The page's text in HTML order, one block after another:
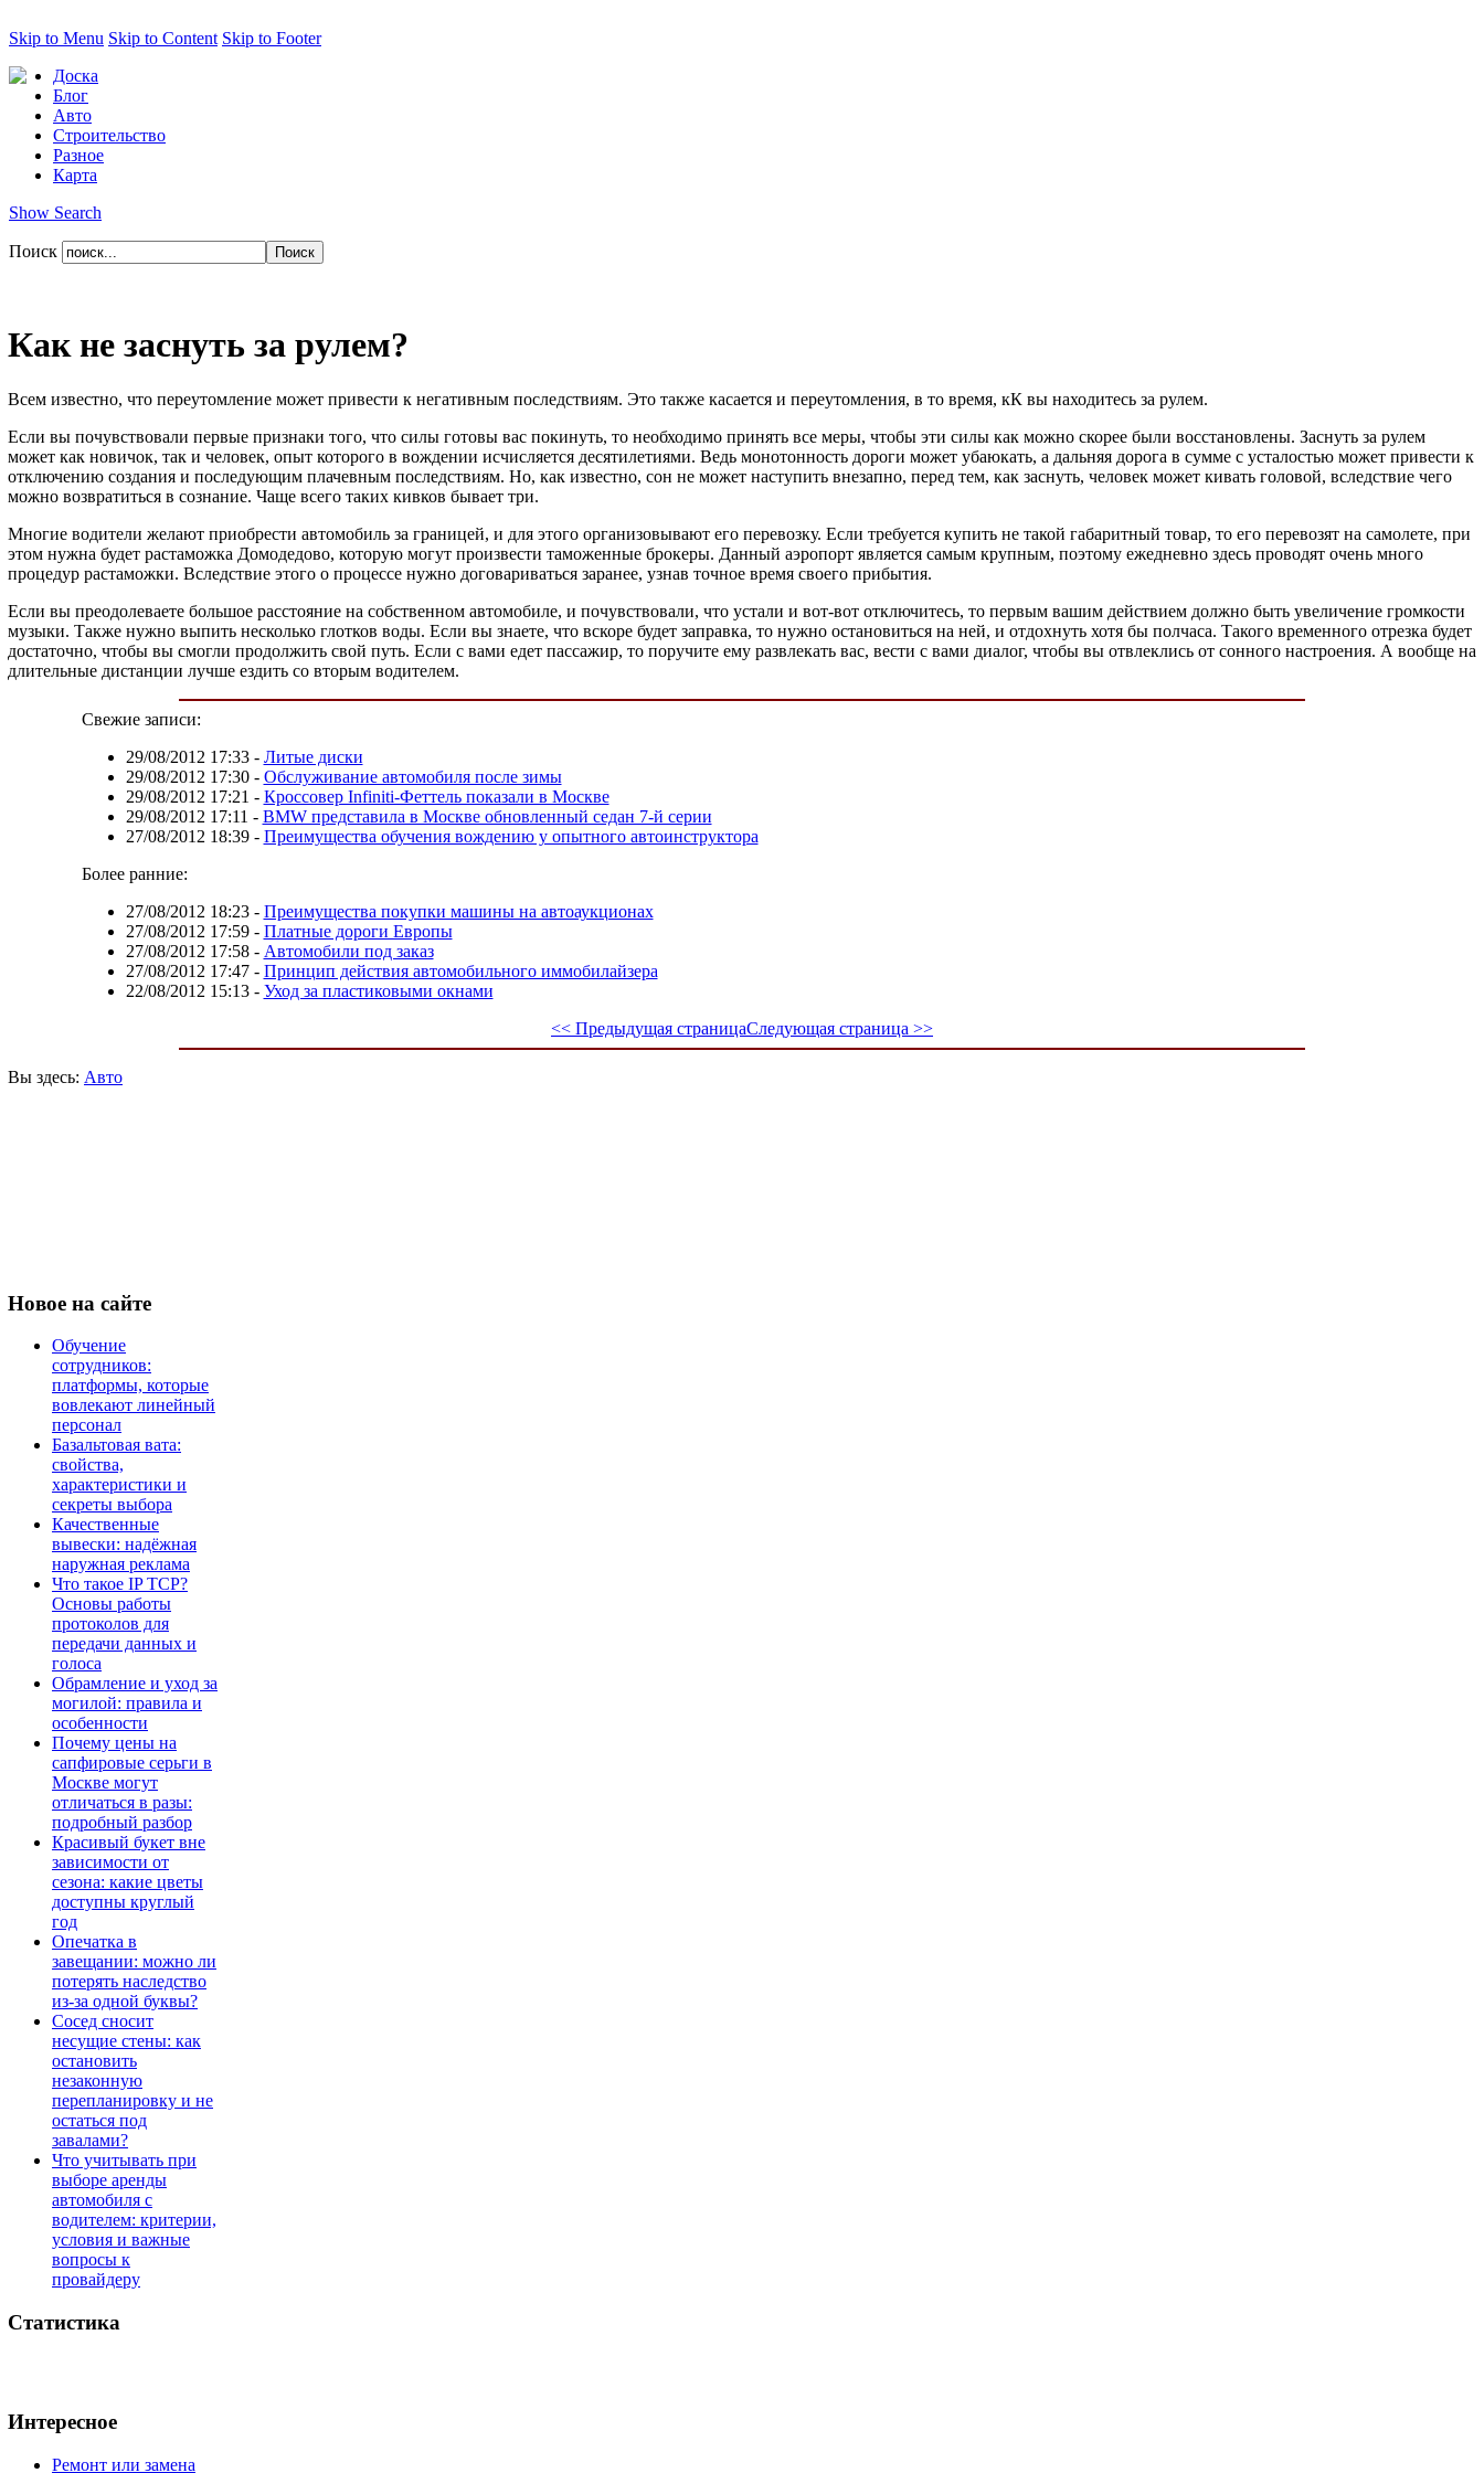
Skip to Menu Skip to Content Skip to Footer
Доска
Блог
Авто
Строительство
Разное
Карта
Show Search
Поиск
Как не заснуть за рулем?
Всем известно, что переутомление может привести к негативным последствиям. Это также касается и переутомления, в то время, кК вы находитесь за рулем.
Если вы почувствовали первые признаки того, что силы готовы вас покинуть, то необходимо принять все меры, чтобы эти силы как можно скорее были восстановлены. Заснуть за рулем
может как новичок, так и человек, опыт которого в вождении исчисляется десятилетиями. Ведь монотонность дороги может убаюкать, а дальняя дорога в сумме с усталостью может привести к
отключению создания и последующим плачевным последствиям. Но, как известно, сон не может наступить внезапно, перед тем, как заснуть, человек может кивать головой, вследствие чего
можно возвратиться в сознание. Чаще всего таких кивков бывает три.
Многие водители желают приобрести автомобиль за границей, и для этого организовывают его перевозку. Если требуется купить не такой габаритный товар, то его перевозят на самолете, при
этом нужна будет растаможка Домодедово, которую могут произвести таможенные брокеры. Данный аэропорт является самым крупным, поэтому ежедневно здесь проводят очень много
процедур растаможки. Вследствие этого о процессе нужно договариваться заранее, узнав точное время своего прибытия.
Если вы преодолеваете большое расстояние на собственном автомобиле, и почувствовали, что устали и вот-вот отключитесь, то первым вашим действием должно быть увеличение громкости
музыки. Также нужно выпить несколько глотков воды. Если вы знаете, что вскоре будет заправка, то нужно остановиться на ней, и отдохнуть хотя бы полчаса. Такого временного отрезка будет
достаточно, чтобы вы смогли продолжить свой путь. Если с вами едет пассажир, то поручите ему развлекать вас, вести с вами диалог, чтобы вы отвлеклись от сонного настроения. А вообще на
длительные дистанции лучше ездить со вторым водителем.
Свежие записи:
29/08/2012 17:33- Литые диски
29/08/2012 17:30- Обслуживание автомобиля после зимы
29/08/2012 17:21 - Кроссовер Infiniti-Феттель показали в Москве
29/08/2012 17:11 - BMW представила в Москве обновленный седан 7-й серии
27/08/2012 18:39- Преимущества обучения вождению у опытного автоинструктора
Более ранние:
27/08/2012 18:23- Преимущества покупки машины на автоаукционах
27/08/2012 17:59- Платные дороги Европы
27/08/2012 17:58- Автомобили под заказ
27/08/2012 17:47- Принцип действия автомобильного иммобилайзера
22/08/2012 15:13- Уход за пластиковыми окнами
<< Предыдущая страницаСледующая страница >>
Вы здесь: Авто
Новое на сайте
Обучение
сотрудников:
платформы, которые
вовлекают линейный
персонал
Базальтовая вата:
свойства,
характеристики и
секреты выбора
Качественные
вывески: надёжная
наружная реклама
Что такое IP TCP?
Основы работы
протоколов для
передачи данных и
голоса
Обрамление и уход за
могилой: правила и
особенности
Почему цены на
сапфировые серьги в
Москве могут
отличаться в разы:
подробный разбор
Красивый букет вне
зависимости от
сезона: какие цветы
доступны круглый
год
Опечатка в
завещании: можно ли
потерять наследство
из-за одной буквы?
Сосед сносит
несущие стены: как
остановить
незаконную
перепланировку и не
остаться под
завалами?
Что учитывать при
выборе аренды
автомобиля с
водителем: критерии,
условия и важные
вопросы к
провайдеру
Статистика
Интересное
Ремонт или замена